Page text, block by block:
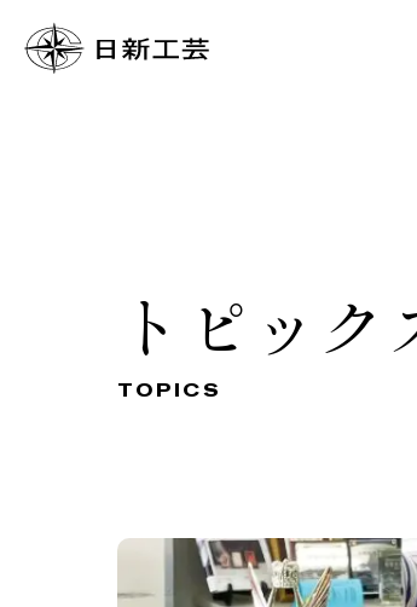
トピック
TOPICS